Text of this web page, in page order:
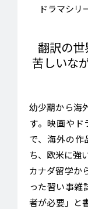
ドラマシリ
翻訳の世
苦しいな
幼少期から海
す。映画や
で、海外の
ち、欧米に強
カナダ留学か
った習い事雑
者が必要」と